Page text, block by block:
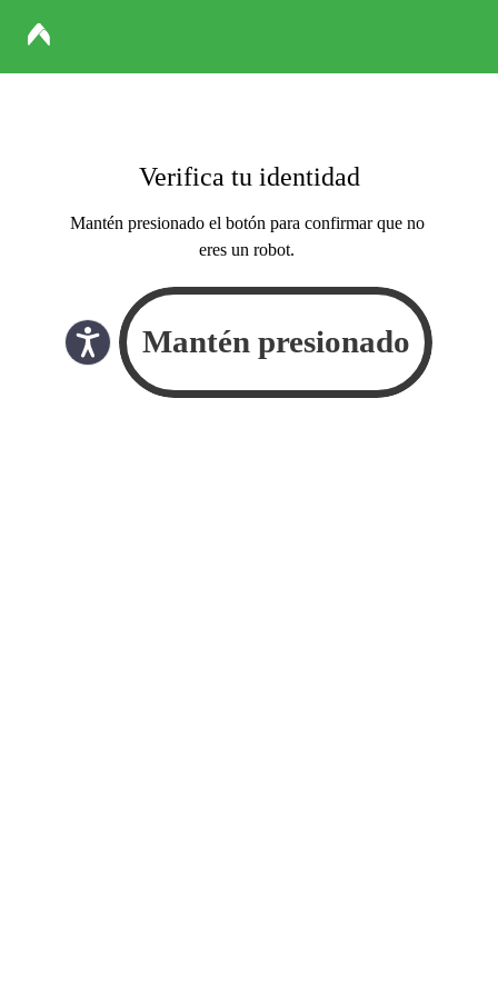
Verifica tu identidad
Mantén presionado el botón para confirmar que no
eres un robot.